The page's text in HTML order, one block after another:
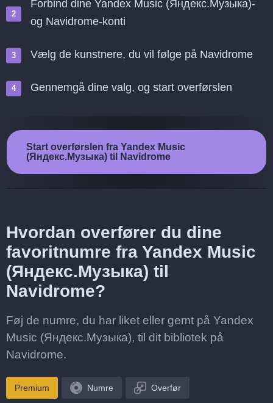
Forbind dine Yandex Music (Яндекс.Музыка)-
og Navidrome-konti
Vælg de kunstnere, du vil følge på Navidrome
Gennemgå dine valg, og start overførslen
Start overførslen fra Yandex Music
(Яндекс.Музыка) til Navidrome
Hvordan overfører du dine
favoritnumre fra Yandex Music
(Яндекс.Музыка) til
Navidrome?
Føj de numre, du har liket eller gemt på Yandex
Music (Яндекс.Музыка), til dit bibliotek på
Navidrome.
Premium Numre Overfør